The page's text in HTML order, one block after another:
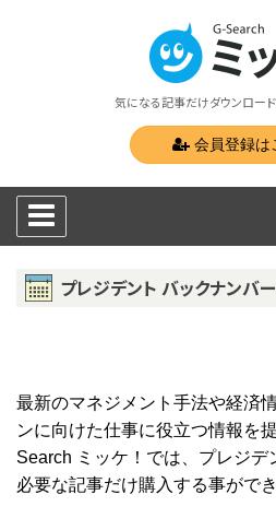
気になる記事だけダウンロード
会員登録は
プレジデント バックナンバー
最新のマネジメント手法や経済
ンに向けた仕事に役立つ情報を
Search ミッケ！では、プレジデ
必要な記事だけ購入する事ができ